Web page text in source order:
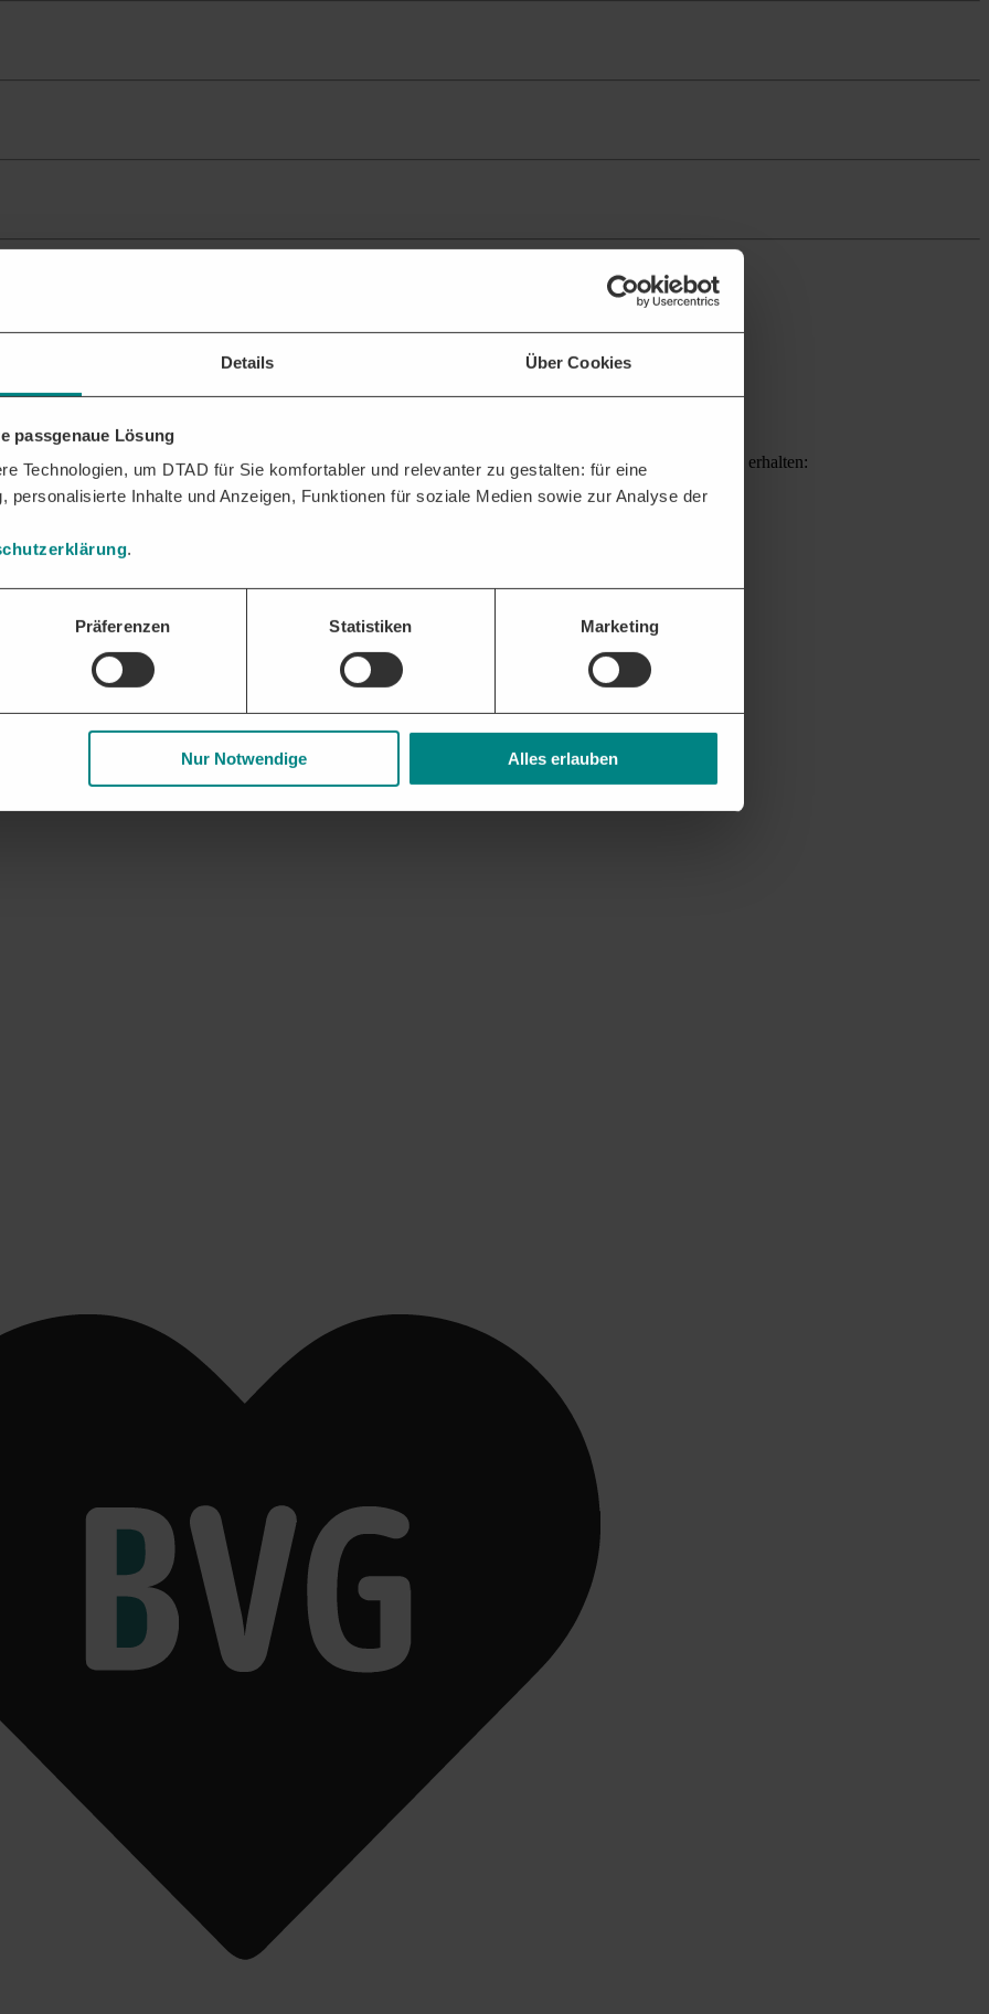
Details Über Cookies
passgenaue Lösung
Technologien, um DTAD für Sie komfortabler und relevanter zu gestalten: für eine
personalisierte Inhalte und Anzeigen, Funktionen für soziale Medien sowie zur Analyse der
.
Präferenzen Statistiken Marketing
Nur Notwendige Alles erlauben
der Vergabestelle erhalten? Mit der DTAD Plattform sichern Sie sich passende Projekte und erhalten:
oder Zweigstellen.
Möglichkeiten zu Wupperverband und weiteren relevanten Vergabestellen.